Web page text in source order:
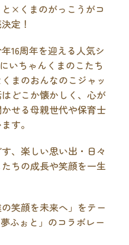
×くまのがっこうがコ
定！
16周年を迎える人気シ
いちゃんくまのこたち
まのおんなのこジャッ
どこか懐かしく、心が
せる母親世代や保育士
す。
、楽しい思い出・日々
ちの成長や笑顔を一生
笑顔を未来へ」をテー
ふぉと」のコラボレー